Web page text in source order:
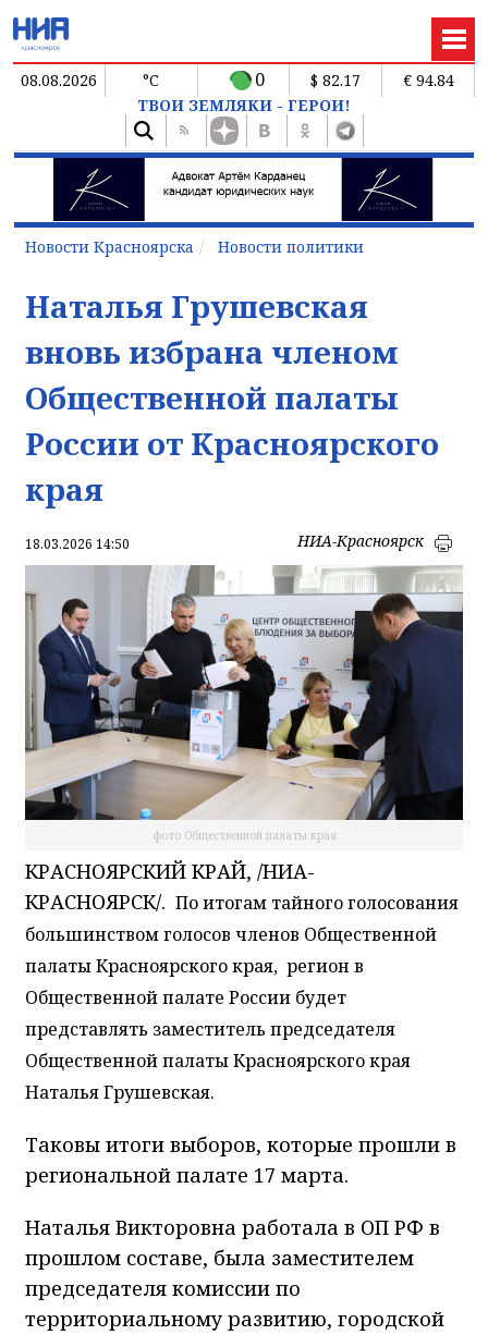
08.08.2026 °C 0 $ 82.17
€ 94.84
ТВОИ ЗЕМЛЯКИ - ГЕРОИ!
Новости Красноярска Новости политики
Наталья Грушевская
вновь избрана членом
Общественной палаты
России от Красноярского
края
18.03.2026 14:50 НИА-Красноярск
фото Общественной палаты края
КРАСНОЯРСКИЙ КРАЙ, /НИА-
КРАСНОЯРСК/. По итогам тайного голосования
большинством голосов членов Общественной
палаты Красноярского края, регион в
Общественной палате России будет
представлять заместитель председателя
Общественной палаты Красноярского края
Наталья Грушевская.
Таковы итоги выборов, которые прошли в
региональной палате 17 марта.
Наталья Викторовна работала в ОП РФ в
прошлом составе, была заместителем
председателя комиссии по
территориальному развитию, городской